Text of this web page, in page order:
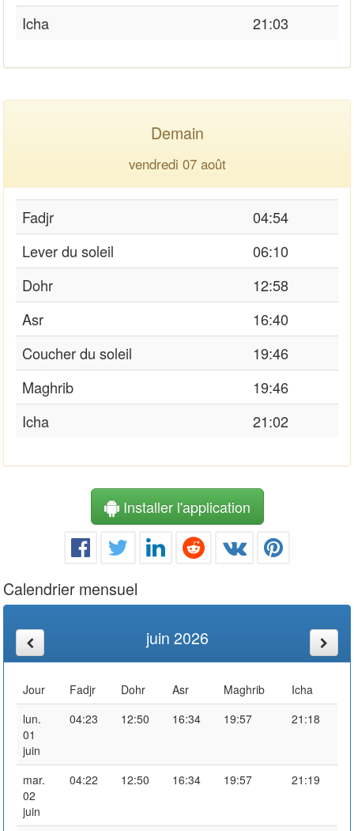
Icha
21:03
Demain
vendredi 07 août
Fadjr
04:54
Lever du soleil
06:10
Dohr
12:58
Asr
16:40
Coucher du soleil
19:46
Maghrib
19:46
Icha
21:02
Installer l'application
Calendrier mensuel
juin 2026
Jour Fadjr Dohr Asr Maghrib
Icha
lun.
01
juin
04:23 12:50 16:34 19:57 21:18
mar.
02
juin
04:22 12:50 16:34 19:57 21:19